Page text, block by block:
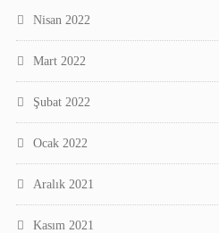
Nisan 2022
Mart 2022
Şubat 2022
Ocak 2022
Aralık 2021
Kasım 2021